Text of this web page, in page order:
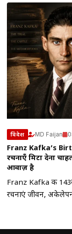
विदेश MD Faijan
Franz Kafka’s
रचनाएँ मिटा देना
आवाज़ है
Franz Kafka की
रचनाएं जीवन,